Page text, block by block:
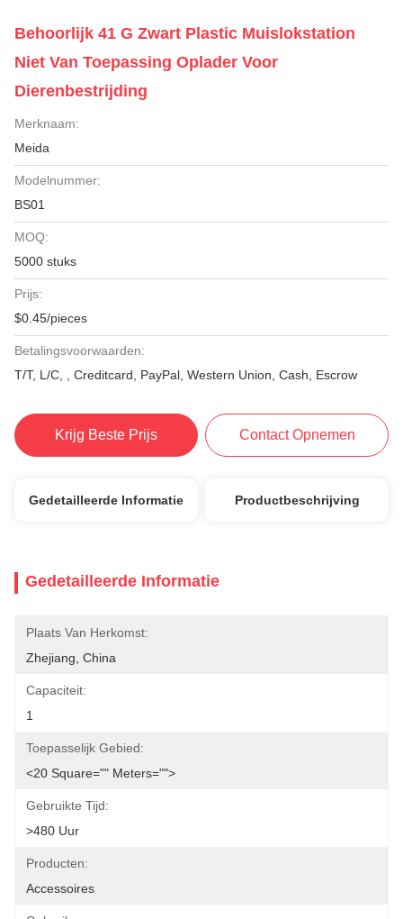
Behoorlijk 41 G Zwart Plastic Muislokstation
Niet Van Toepassing Oplader Voor
Dierenbestrijding
Merknaam:
Meida
Modelnummer:
BS01
MOQ:
5000 stuks
Prijs:
$0.45/pieces
Betalingsvoorwaarden:
T/T, L/C, , Creditcard, PayPal, Western Union, Cash, Escrow
Krijg Beste Prijs Contact Opnemen
Gedetailleerde Informatie Productbeschrijving
Gedetailleerde Informatie
Plaats Van Herkomst:
Zhejiang, China
Capaciteit:
1
Toepasselijk Gebied:
<20 Square="" Meters="">
Gebruikte Tijd:
>480 Uur
Producten:
Accessoires